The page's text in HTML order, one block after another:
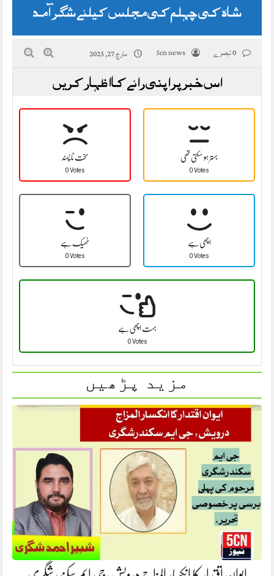
شاہ کی چہلم کی مجلس کیلئے شگر آمد
5cn news مارچ 27, 2025
اس خبر پر اپنی رائے کا اظہار کریں
سخت نا پسند
0 Votes
بہتر ہو سکتی تھی
0 Votes
ٹھیک ہے
0 Votes
اچھی ہے
0 Votes
بہت اچھی ہے
0 Votes
مزید پڑھیں